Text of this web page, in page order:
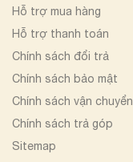
Hỗ trợ mua hàng
Hỗ trợ thanh toán
Chính sách đổi trả
Chính sách bảo mật
Chính sách vận chuyển
Chính sách trả góp
Sitemap